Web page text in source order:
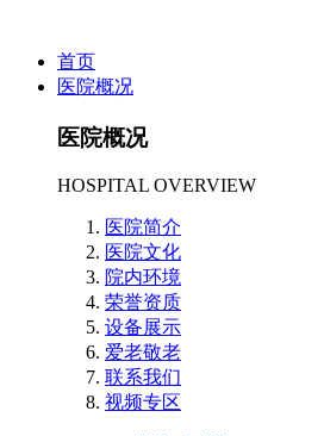
首页
医院概况
医院概况
HOSPITAL OVERVIEW
医院简介
医院文化
院内环境
荣誉资质
设备展示
爱老敬老
联系我们
视频专区